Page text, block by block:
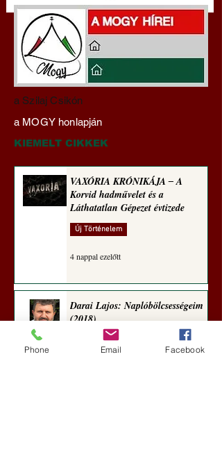
Hajdu Zoltán:
Transzhumanizmus és
technomorál ‒ 22/28.
Rugalmas technomorál:
a Szilaj Csikón
a MOGY honlapján
KIEMELT CIKKEK
VAXÓRIA KRÓNIKÁJA ‒ A
Korvid hadművelet és a
Láthatatlan Gépezet évtizede
Új Történelem
4 nappal ezelőtt
Darai Lajos: Naplóbölcsességeim
(2018)
Phone Email Facebook